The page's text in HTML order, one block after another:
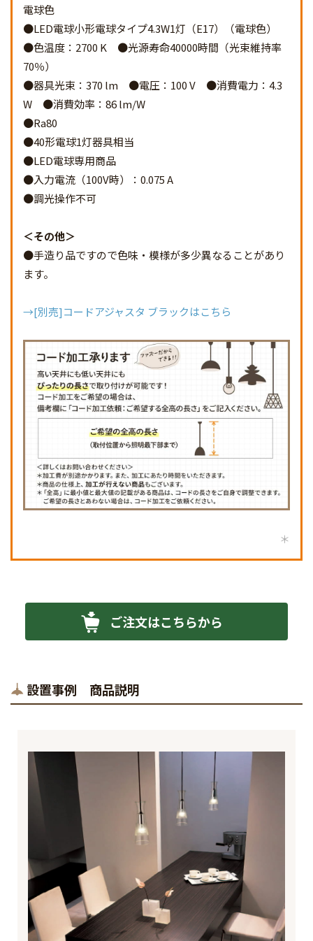
電球色
●LED電球小形電球タイプ4.3W1灯（E17）（電球色）
●色温度：2700 K ●光源寿命40000時間（光束維持率
70％）
●器具光束：370 lm ●電圧：100 V ●消費電力：4.3
W ●消費効率：86 lm/W
●Ra80
●40形電球1灯器具相当
●LED電球専用商品
●入力電流（100V時）：0.075 A
●調光操作不可
その他
●手造り品ですので色味・模様が多少異なることがあり
ます。
→[別売]コードアジャスタ ブラックはこちら
ご注文はこちらから
設置事例 商品説明